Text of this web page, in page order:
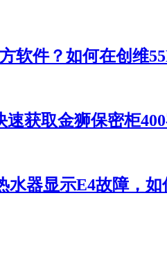
软件？如何在创维
获取金狮保密柜
水器显示E4故障，如